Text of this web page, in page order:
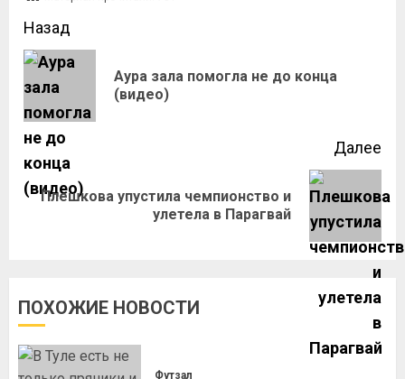
Назад
Аура зала помогла не до конца
(видео)
Далее
Плешкова упустила чемпионство и
улетела в Парагвай
ПОХОЖИЕ НОВОСТИ
Футзал